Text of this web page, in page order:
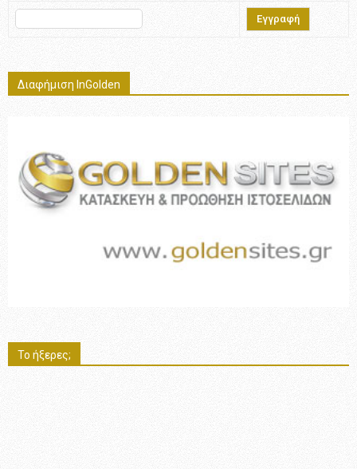
Διαφήμιση InGolden
Το ήξερες;